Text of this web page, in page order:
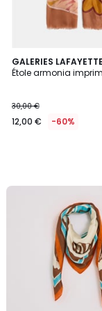
GALERIES LAFAYETTE
Étole armonia
30,00 €
12,00 € -60%